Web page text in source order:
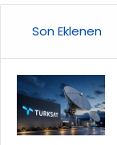
Son Eklenen